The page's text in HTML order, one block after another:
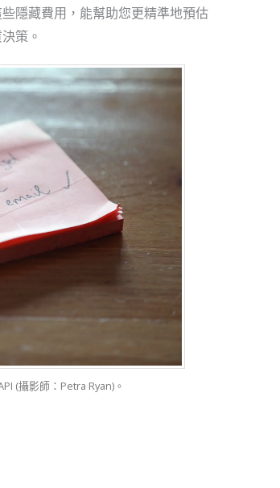
隱藏費用，能幫助您更精準地預估
策。
(攝影師：Petra Ryan)。